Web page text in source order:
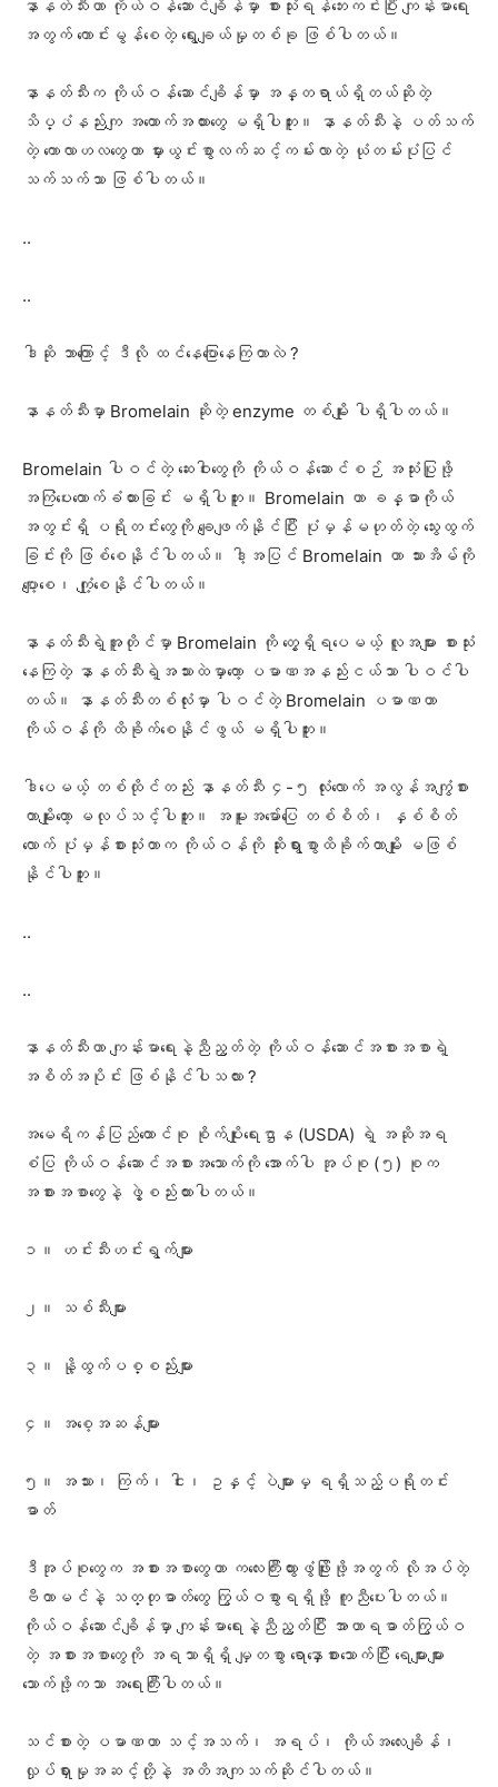
နာနတ်သီးဟာ ကိုယ်ဝန်ဆောင်ချိန်မှာ စားသုံးရန်ဘေးကင်းပြီး ကျန်းမာရေး
အတွက် ကောင်းမွန်စေတဲ့ ရွေးချယ်မှုတစ်ခု ဖြစ်ပါတယ်။
နာနတ်သီးက ကိုယ်ဝန်ဆောင်ချိန်မှာ အန္တရာယ်ရှိ​တယ်ဆိုတဲ့
သိပ္ပံနည်းကျ အထောက်အထားတွေ မရှိပါဘူး။ နာနတ်သီးနဲ့ ပတ်သက်
တဲ့ ကောလာဟလတွေဟာ မှားယွင်းစွာလက်ဆင့်ကမ်းလာတဲ့ ယုံတမ်းပုံပြင်
သက်သက်သာ ဖြစ်ပါတယ်။
..
..
ဒါဆို ဘာကြောင့် ဒီလို ထင်နေပြောနေကြတာလဲ ?
နာနတ်သီးမှာ Bromelain ဆိုတဲ့ enzyme တစ်မျိုး ပါရှိပါတယ်။
Bromelain ပါဝင်တဲ့ ဆေးဝါးတွေကို ကိုယ်ဝန်ဆောင်စဉ် အသုံးပြုဖို့
အကြံပေးထောက်ခံထားခြင်း မရှိပါဘူး။ Bromelain ဟာ ခန္ဓာကိုယ်
အတွင်းရှိ ပရိုတင်းတွေကို ချေဖျက်နိုင်ပြီး ပုံမှန်မဟုတ်တဲ့ သွေးထွက်
ခြင်းကို ဖြစ်စေနိုင်ပါတယ်။ ဒါ့အပြင် Bromelain ဟာ သားအိမ်ကို
ပျော့စေ၊ ကျုံ့စေနိုင်ပါတယ်။
နာနတ်သီးရဲ့အူတိုင်မှာ Bromelain ကို တွေ့ရှိရပေမယ့် လူအများ စားသုံး
နေကြတဲ့ နာနတ်သီးရဲ့အသားထဲမှာတော့ ပမာဏအနည်းငယ်သာ ပါဝင်ပါ
တယ်။ နာနတ်သီးတစ်လုံးမှာ ပါဝင်တဲ့ Bromelain ပမာဏဟာ
ကိုယ်ဝန်ကို ထိခိုက်စေနိုင်ဖွယ် မရှိပါဘူး။
ဒါပေမယ့် တစ်ထိုင်တည်း နာနတ်သီး ၄-၅ လုံးလောက် အလွန်အကျွံစား
တာမျိုးတော့ မလုပ်သင့်ပါဘူး။ အမူးအမော်ပြေ တစ်စိတ်၊ နှစ်စိတ်
လောက် ပုံမှန်စားသုံးတာက ကိုယ်ဝန်ကို ဆိုးရွားစွာထိခိုက်တာမျိုး မဖြစ်
နိုင်ပါဘူး။
..
..
နာနတ်သီးဟာ ကျန်းမာရေးနဲ့ညီညွတ်တဲ့ ကိုယ်ဝန်ဆောင်အစားအစာရဲ့
အစိတ်အပိုင်း ဖြစ်နိုင်ပါသလား ?
အမေရိကန်ပြည်ထောင်စု စိုက်ပျိုးရေးဌာန (USDA) ရဲ့ အဆိုအရ
စံပြ ကိုယ်ဝန်ဆောင်အ​စားအသောက်ကို အောက်ပါ အုပ်စု (၅) စုက
အစားအစာတွေနဲ့ ဖွဲ့စည်းထားပါတယ်။
၁။ ဟင်းသီးဟင်းရွက်များ
၂။ သစ်သီးများ
၃။ နို့ထွက်ပစ္စည်းများ
၄။ အစေ့အဆန်များ
၅။ အသား၊ ကြက်၊ ငါး၊ ဥနှင့် ပဲများမှ ရရှိသည့်ပရိုတင်း
ဓာတ်
ဒီအုပ်စုတွေက အစားအစာတွေဟာ ကလေးကြီးထွားဖွံဖြိုးဖို့အတွက် လိုအပ်တဲ့
ဗီတာမင်နဲ့ သတ္တုဓာတ်တွေ ကြွယ်ဝစွာရရှိဖို့ ကူညီပေးပါတယ်။
ကိုယ်ဝန်ဆောင်ချိန်မှာ ကျန်းမာရေးနဲ့ညီညွတ်ပြီး အာဟာရဓာတ်ကြွယ်ဝ
တဲ့ အစားအစာတွေကို အရသာရှိရှိ မျှတစွာ ရောနှောစားသောက်ပြီး ရေများများ
သောက်ဖို့ကသာ အရေးကြီးပါတယ်။
သင်စားတဲ့ ပမာဏဟာ သင့်အသက်၊ အရပ်၊ ကိုယ်အလေးချိန်၊
လှုပ်ရှားမှုအဆင့်တို့နဲ့ အတိအကျသက်ဆိုင်ပါတယ်။